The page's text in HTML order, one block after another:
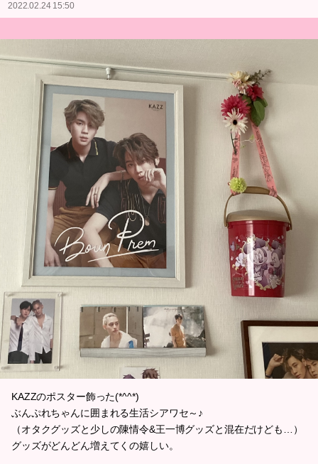
2022.02.24 15:50
KAZZのポスター飾った(*^^*)
ぶんぷれちゃんに囲まれる生活シアワセ～♪
（オタクグッズと少しの陳情令&王一博グッズと混在だけども…）
グッズがどんどん増えてくの嬉しい。